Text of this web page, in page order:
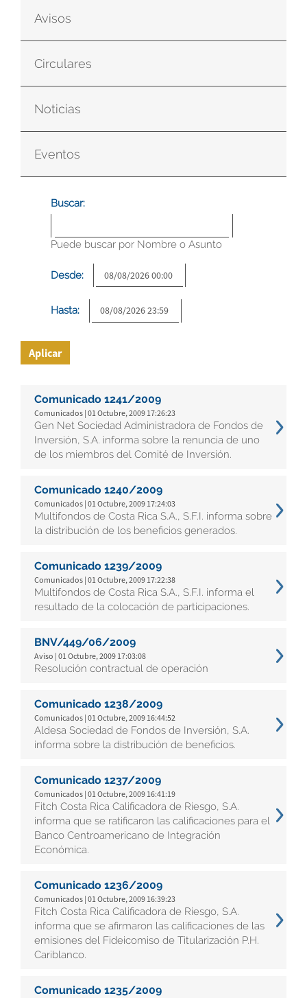
Avisos
Circulares
Noticias
Eventos
Buscar:
Puede buscar por Nombre o Asunto
Desde:
Hasta:
Aplicar
Comunicado 1241/2009
Comunicados | 01 Octubre, 2009 17:26:23
Gen Net Sociedad Administradora de Fondos de
Inversión, S.A. informa sobre la renuncia de uno
de los miembros del Comité de Inversión.
Comunicado 1240/2009
Comunicados | 01 Octubre, 2009 17:24:03
Multifondos de Costa Rica S.A., S.F.I. informa sobre
la distribución de los beneficios generados.
Comunicado 1239/2009
Comunicados | 01 Octubre, 2009 17:22:38
Multifondos de Costa Rica S.A., S.F.I. informa el
resultado de la colocación de participaciones.
BNV/449/06/2009
Aviso | 01 Octubre, 2009 17:03:08
Resolución contractual de operación
Comunicado 1238/2009
Comunicados | 01 Octubre, 2009 16:44:52
Aldesa Sociedad de Fondos de Inversión, S.A.
informa sobre la distribución de beneficios.
Comunicado 1237/2009
Comunicados | 01 Octubre, 2009 16:41:19
Fitch Costa Rica Calificadora de Riesgo, S.A.
informa que se ratificaron las calificaciones para el
Banco Centroamericano de Integración
Económica.
Comunicado 1236/2009
Comunicados | 01 Octubre, 2009 16:39:23
Fitch Costa Rica Calificadora de Riesgo, S.A.
informa que se afirmaron las calificaciones de las
emisiones del Fideicomiso de Titularización P.H.
Cariblanco.
Comunicado 1235/2009